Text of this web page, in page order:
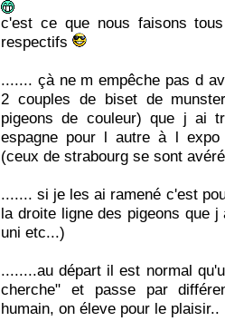
c'est ce que nous faisons
respectifs
....... çà ne m empêche pas d
2 couples de biset de
pigeons de couleur) que j ai
espagne pour l autre à l expo
(ceux de strabourg se sont
....... si je les ai ramené c'est
la droite ligne des pigeons que j
uni etc...)
........au départ il est normal
cherche" et passe par
humain, on éleve pour le plaisir..